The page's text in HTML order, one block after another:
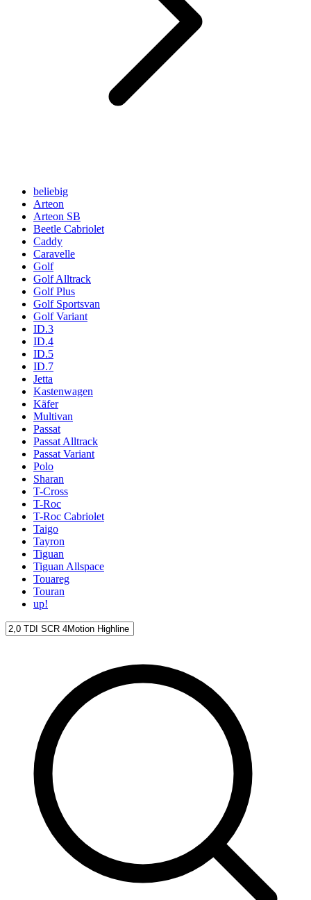
beliebig
Arteon
Arteon SB
Beetle Cabriolet
Caddy
Caravelle
Golf
Golf Alltrack
Golf Plus
Golf Sportsvan
Golf Variant
ID.3
ID.4
ID.5
ID.7
Jetta
Kastenwagen
Käfer
Multivan
Passat
Passat Alltrack
Passat Variant
Polo
Sharan
T-Cross
T-Roc
T-Roc Cabriolet
Taigo
Tayron
Tiguan
Tiguan Allspace
Touareg
Touran
up!